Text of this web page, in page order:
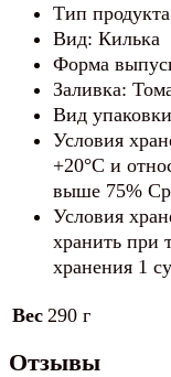
Тип
Вид: Килька
Форма
Заливка:
Вид
Условия
+20°С и
выше 75%
Условия
хранить при
хранения 1
Вес 290 г
Отзывы